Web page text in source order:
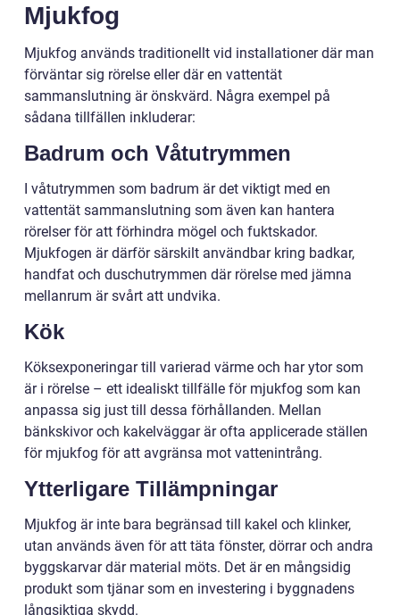
Mjukfog
Mjukfog används traditionellt vid installationer där man
förväntar sig rörelse eller där en vattentät
sammanslutning är önskvärd. Några exempel på
sådana tillfällen inkluderar:
Badrum och Våtutrymmen
I våtutrymmen som badrum är det viktigt med en
vattentät sammanslutning som även kan hantera
rörelser för att förhindra mögel och fuktskador.
Mjukfogen är därför särskilt användbar kring badkar,
handfat och duschutrymmen där rörelse med jämna
mellanrum är svårt att undvika.
Kök
Köksexponeringar till varierad värme och har ytor som
är i rörelse – ett idealiskt tillfälle för mjukfog som kan
anpassa sig just till dessa förhållanden. Mellan
bänkskivor och kakelväggar är ofta applicerade ställen
för mjukfog för att avgränsa mot vattenintrång.
Ytterligare Tillämpningar
Mjukfog är inte bara begränsad till kakel och klinker,
utan används även för att täta fönster, dörrar och andra
byggskarvar där material möts. Det är en mångsidig
produkt som tjänar som en investering i byggnadens
långsiktiga skydd.